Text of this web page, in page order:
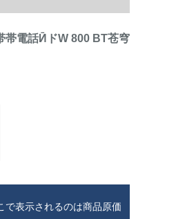
電話ӢドW 800 BT苍穹
で表示されるのは商品原価